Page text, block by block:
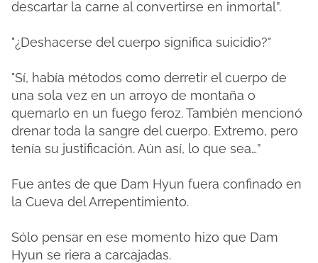
descartar la carne al convertirse en inmortal”.
"¿Deshacerse del cuerpo significa suicidio?"
"Sí, había métodos como derretir el cuerpo de
una sola vez en un arroyo de montaña o
quemarlo en un fuego feroz. También mencionó
drenar toda la sangre del cuerpo. Extremo, pero
tenía su justificación. Aún así, lo que sea…”
Fue antes de que Dam Hyun fuera confinado en
la Cueva del Arrepentimiento.
Sólo pensar en ese momento hizo que Dam
Hyun se riera a carcajadas.